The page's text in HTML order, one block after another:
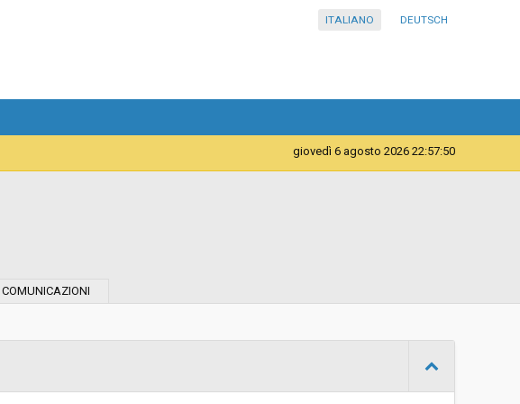
ITALIANO DEUTSCH
giovedì 6 agosto 2026 22:57:50
COMUNICAZIONI